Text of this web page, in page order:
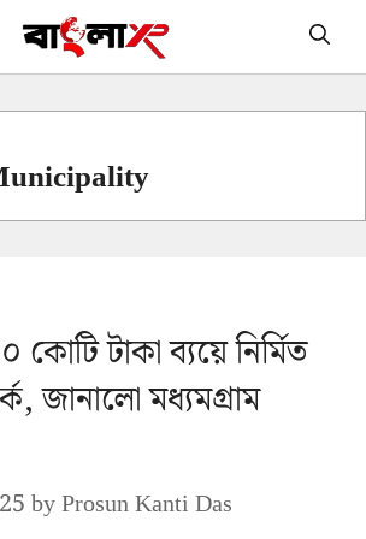
টাকা ব্যয়ে নির্মিত
জানালো মধ্যমগ্রাম
byProsun Kanti Das